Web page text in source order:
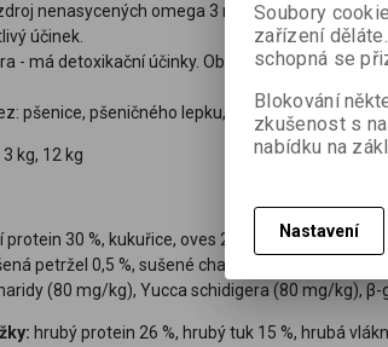
nenasycených omega 3 mastných kyselin
účinek.
- má detoxikační účinky. Obsahuje chlorofyl,
pšenice, pšeničného lepku, sóji, přidaných
kg, 12 kg
protein 30 %, kukuřice, oves 22 %, drůbeží tuk 6
petržel 0,5 %, sušené chaluhy 0,4 %
(80 mg/kg), Yucca schidigera (80 mg/kg),
hrubý protein 26 %, hrubý tuk 15 %, hrubá
Soubory
zařízení
schopná se
Blokování
zkušenost s
nabídku na
Nastavení